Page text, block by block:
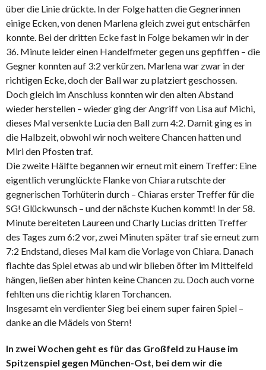
über die Linie drückte. In der Folge hatten die Gegnerinnen
einige Ecken, von denen Marlena gleich zwei gut entschärfen
konnte. Bei der dritten Ecke fast in Folge bekamen wir in der
36. Minute leider einen Handelfmeter gegen uns gepfiffen – die
Gegner konnten auf 3:2 verkürzen. Marlena war zwar in der
richtigen Ecke, doch der Ball war zu platziert geschossen.
Doch gleich im Anschluss konnten wir den alten Abstand
wieder herstellen – wieder ging der Angriff von Lisa auf Michi,
dieses Mal versenkte Lucia den Ball zum 4:2. Damit ging es in
die Halbzeit, obwohl wir noch weitere Chancen hatten und
Miri den Pfosten traf.
Die zweite Hälfte begannen wir erneut mit einem Treffer: Eine
eigentlich verunglückte Flanke von Chiara rutschte der
gegnerischen Torhüterin durch – Chiaras erster Treffer für die
SG! Glückwunsch – und der nächste Kuchen kommt! In der 58.
Minute bereiteten Laureen und Charly Lucias dritten Treffer
des Tages zum 6:2 vor, zwei Minuten später traf sie erneut zum
7:2 Endstand, dieses Mal kam die Vorlage von Chiara. Danach
flachte das Spiel etwas ab und wir blieben öfter im Mittelfeld
hängen, ließen aber hinten keine Chancen zu. Doch auch vorne
fehlten uns die richtig klaren Torchancen.
Insgesamt ein verdienter Sieg bei einem super fairen Spiel –
danke an die Mädels von Stern!
In zwei Wochen geht es für das Großfeld zu Hause im
Spitzenspiel gegen München-Ost, bei dem wir die